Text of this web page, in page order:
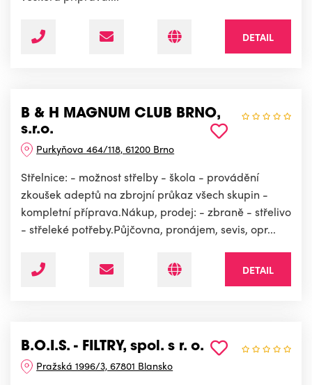
DETAIL
B & H MAGNUM CLUB BRNO,
s.r.o.
Purkyňova 464/118, 61200 Brno
Střelnice: - možnost střelby - škola - provádění
zkoušek adeptů na zbrojní průkaz všech skupin -
kompletní příprava.Nákup, prodej: - zbraně - střelivo
- střeleké potřeby.Půjčovna, pronájem, sevis, opr...
DETAIL
B.O.I.S. - FILTRY, spol. s r. o.
Pražská 1996/3, 67801 Blansko